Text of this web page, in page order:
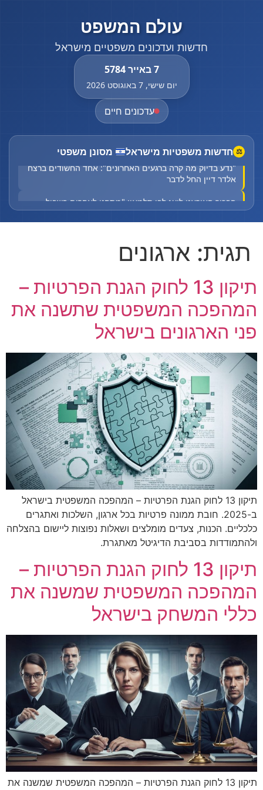
7 באייר 5784
יום שישי, 7 באוגוסט 2026
עולם המשפט
חדשות ועדכונים משפטיים מישראל
עדכונים חיים
⚖ חדשות משפטיות מישראל מסונן משפטי
"נדע בדיוק מה קרה ברגעים האחרונים": אחד החשודים ברצח
אלדר דיין החל לדבר
הבכיר האיראני לועג לבן סלמאן: "מתחנן לאחרים בשביל
ביטחון"
אלדר דיין החל לדבר
ביטחון"
תגית: ארגונים
תיקון 13 לחוק הגנת הפרטיות –
המהפכה המשפטית שתשנה את
פני הארגונים בישראל
תיקון 13 לחוק הגנת הפרטיות – המהפכה המשפטית בישראל
ב-2025. חובת ממונה פרטיות בכל ארגון, השלכות ואתגרים
כלכליים. הכנות, צעדים מומלצים ושאלות נפוצות ליישום בהצלחה
ולהתמודדות בסביבת הדיגיטל מאתגרת.
תיקון 13 לחוק הגנת הפרטיות –
המהפכה המשפטית שמשנה את
כללי המשחק בישראל
תיקון 13 לחוק הגנת הפרטיות – המהפכה המשפטית שמשנה את